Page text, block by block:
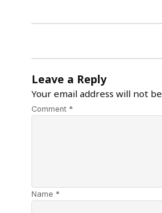
Leave a Reply
Your email address will not
Comment *
Name *